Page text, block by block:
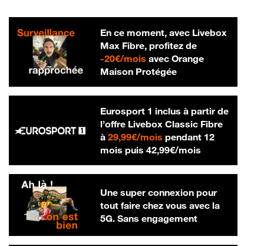
En ce moment, avec Livebox
Max Fibre, profitez de
-20€/mois20 € par mois
avec Orange
Maison Protégée
Eurosport 1 inclus à partir de
l’offre Livebox Classic Fibre
à 29,99€/mois29,99 € par mois
pendant 12
mois puis 42,99€/mois42,99 € par
Une super connexion pour
tout faire chez vous avec la
5G. Sans engagement